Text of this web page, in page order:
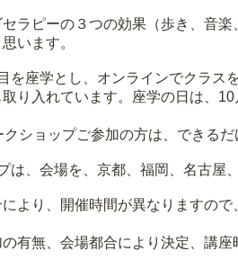
ラピーの３つの効果（歩き、音
います。
を座学とし、オンラインでクラス
り入れています。座学の日は、
ショップご参加の方は、できるだ
は、会場を、京都、福岡、名古屋
より、開催時間が異なりますの
有無、会場都合により決定、講座